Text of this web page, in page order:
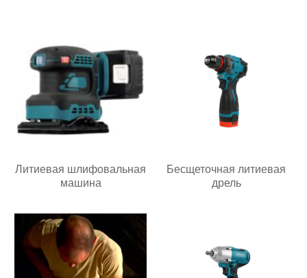
Литиевая шлифовальная
машина
Бесщеточная литиевая
дрель